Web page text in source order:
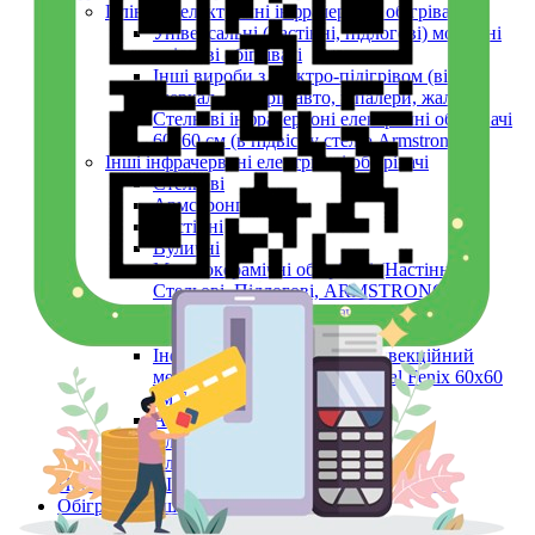
Плівкові електричні інфрачервоні обігрівачі
Універсальні (настінні, підлогові) мобільні
плівкові обігрівачі
Інші вироби з електро-підігрівом (вікон,
дзеркал, фільтрів авто, шпалери, жалюзі)
Стельові інфрачервоні електричні обігрівачі
60х60 см (в підвісну стелю Armstrong)
Інші інфрачервоні електричні обігрівачі
Стельові
Армстронг
Настінні
Вуличні
Металокерамічні обігрівачі (Настінні,
Стельові, Підлогові, ARMSTRONG)
Керамічні панелі (інфрачервоні)
Інфрачервоний обігрівач конвекційний
металокерамічний Monocrystal Fenix 60x60
см 750 Вт
Аксесуари
Електричні рушникосушки
Електроконвектори
Показати усі Інфрачервоні електричні обігрівачі
Обігрів та сушіння
Взуття та одяг з електро-підігрівом